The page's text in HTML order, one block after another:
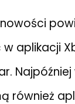
aplikacji
Najpóźniej
również